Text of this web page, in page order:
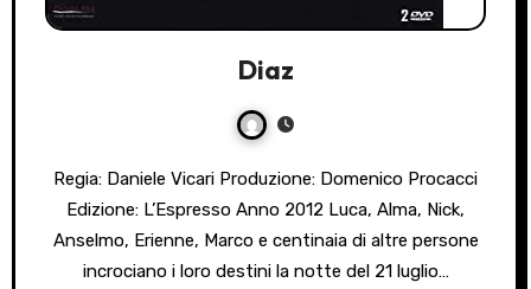
Diaz
Regia: Daniele Vicari Produzione: Domenico Procacci
Edizione: L’Espresso Anno 2012 Luca, Alma, Nick,
Anselmo, Erienne, Marco e centinaia di altre persone
incrociano i loro destini la notte del 21 luglio…